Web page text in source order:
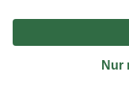
Nutzungsbedingungen